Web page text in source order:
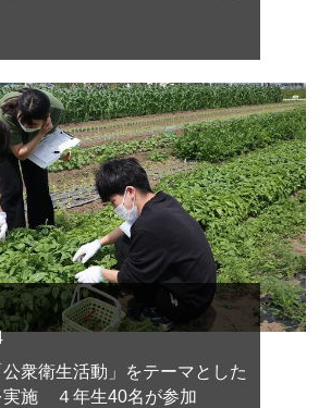
公衆衛生活動」をテーマとした
実施 ４年生40名が参加